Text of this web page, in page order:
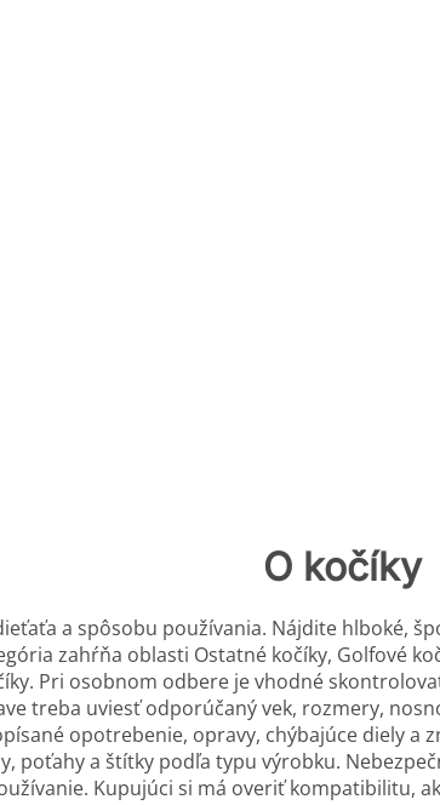
O kočíky
a spôsobu používania. Nájdite hlboké,
zahŕňa oblasti Ostatné kočíky, Golfové
Pri osobnom odbere je vhodné
treba uviesť odporúčaný vek, rozmery,
opotrebenie, opravy, chýbajúce diely a
poťahy a štítky podľa typu výrobku.
Kupujúci si má overiť kompatibilitu,